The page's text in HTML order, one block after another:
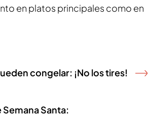
en platos principales como en
congelar: ¡No los tires!
Santa: